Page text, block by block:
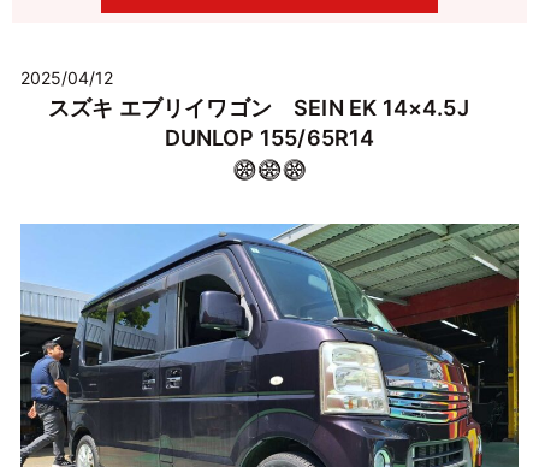
2025/04/12
スズキ エブリイワゴン SEIN EK 14×4.5J
DUNLOP 155/65R14